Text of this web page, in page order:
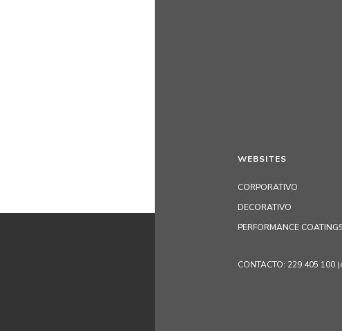
WEBSITES
CORPORATIVO
DECORATIVO
PERFORMANCE
CONTACTO: 229 405 100